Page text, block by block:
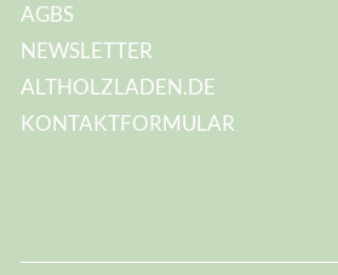
AGBS
NEWSLETTER
ALTHOLZLADEN.DE
KONTAKTFORMULAR